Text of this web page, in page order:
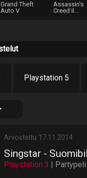
Grand Theft
Auto V
Assassin's
Creed II...
Playstation 5
Arvosteltu 17.11.2014
Singstar -
Playstation 3 | Partypeli